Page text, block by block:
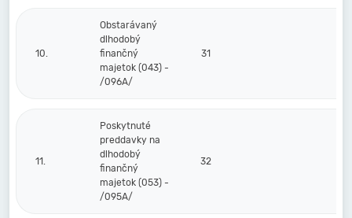
10.
Obstarávaný
dlhodobý
finančný
majetok (043) -
/096A/
31
11.
Poskytnuté
preddavky na
dlhodobý
finančný
majetok (053) -
/095A/
32